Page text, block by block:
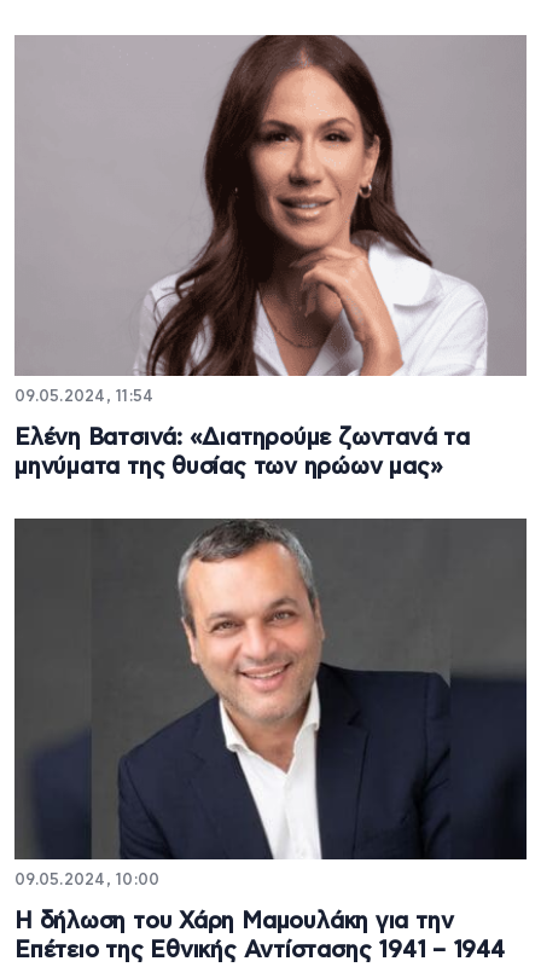
09.05.2024, 11:54
Ελένη Βατσινά: «Διατηρούμε ζωντανά τα
μηνύματα της θυσίας των ηρώων μας»
09.05.2024, 10:00
Η δήλωση του Χάρη Μαμουλάκη για την
Επέτειο της Εθνικής Αντίστασης 1941 – 1944